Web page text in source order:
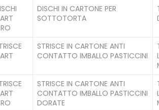
DISCHI IN CARTONE PER
SOTTOTORTA
STRISCE IN CARTONE ANTI
CONTATTO IMBALLO PASTICCINI
STRISCE IN CARTONE ANTI
CONTATTO IMBALLO PASTICCINI
DORATE